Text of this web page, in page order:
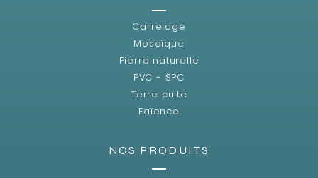
Carrelage
Mosaïque
Pierre naturelle
PVC - SPC
Terre cuite
Faïence
NOS PRODUITS